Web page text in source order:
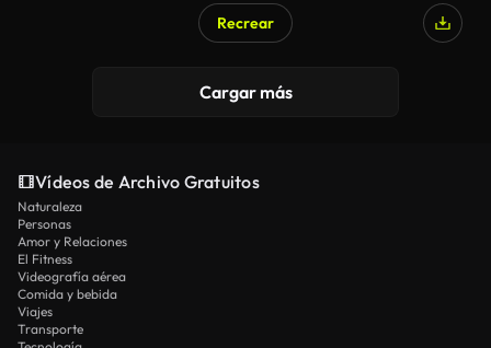
Recrear
Cargar más
Vídeos de Archivo Gratuitos
Naturaleza
Personas
Amor y Relaciones
El Fitness
Videografía aérea
Comida y bebida
Viajes
Transporte